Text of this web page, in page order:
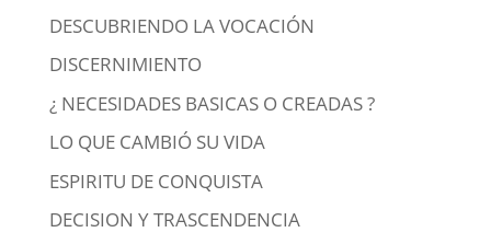
DESCUBRIENDO LA VOCACIÓN
DISCERNIMIENTO
¿ NECESIDADES BASICAS O CREADAS ?
LO QUE CAMBIÓ SU VIDA
ESPIRITU DE CONQUISTA
DECISION Y TRASCENDENCIA